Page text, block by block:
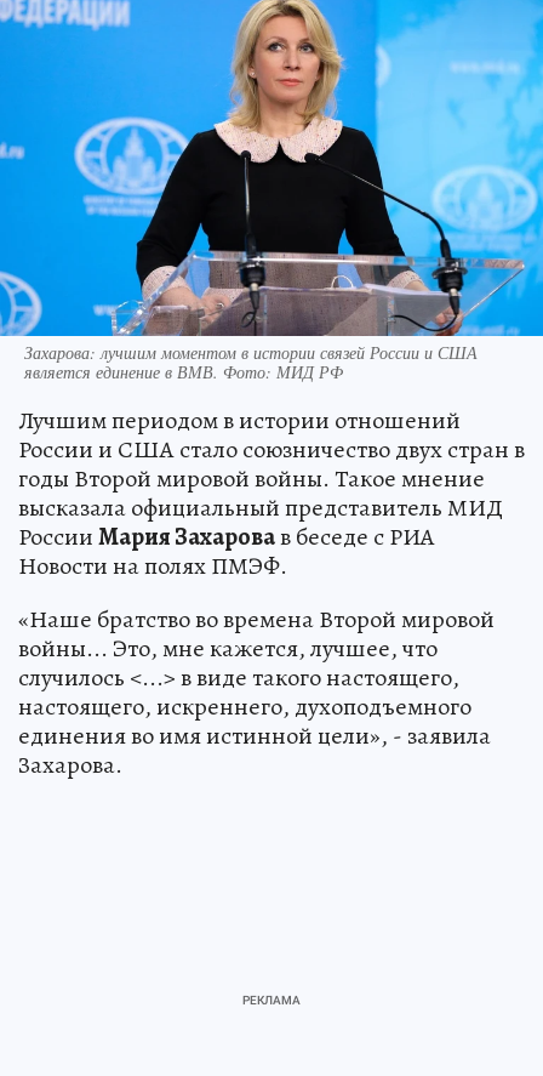
Захарова: лучшим моментом в истории связей России и США
является единение в ВМВ. Фото: МИД РФ
Лучшим периодом в истории отношений
России и США стало союзничество двух стран в
годы Второй мировой войны. Такое мнение
высказала официальный представитель МИД
РоссииМария Захаровав беседе с РИА
Новости на полях ПМЭФ.
«Наше братство во времена Второй мировой
войны... Это, мне кажется, лучшее, что
случилось <...> в виде такого настоящего,
настоящего, искреннего, духоподъемного
единения во имя истинной цели», - заявила
Захарова.